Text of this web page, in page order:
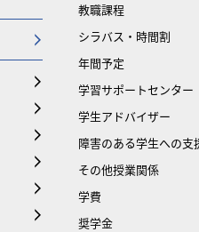
教職課程
シラバス・時間割
年間予定
学習サポートセンター
学生アドバイザー
障害のある学生への支
その他授業関係
学費
奨学金